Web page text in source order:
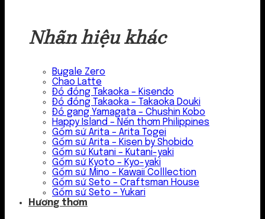
Nhãn hiệu khác
Bugale Zero
Chao Latte
Đồ đồng Takaoka – Kisendo
Đồ đồng Takaoka – Takaoka Douki
Đồ gang Yamagata – Chushin Kobo
Happy Island – Nến thơm Philippines
Gốm sứ Arita – Arita Togei
Gốm sứ Arita – Kisen by Shobido
Gốm sứ Kutani – Kutani-yaki
Gốm sứ Kyoto – Kyo-yaki
Gốm sứ Mino – Kawaii Colllection
Gốm sứ Seto – Craftsman House
Gốm sứ Seto – Yukari
Hương thơm